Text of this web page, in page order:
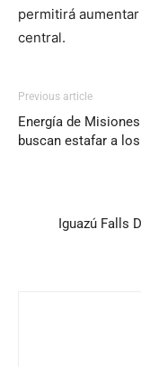
permitirá
central.
Previous article
Energía de
buscan estafar a
Iguazú Falls